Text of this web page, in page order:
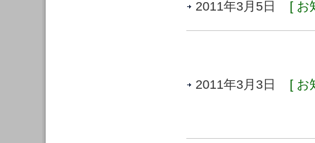
2011年3月5日 [ お
2011年3月3日 [ お